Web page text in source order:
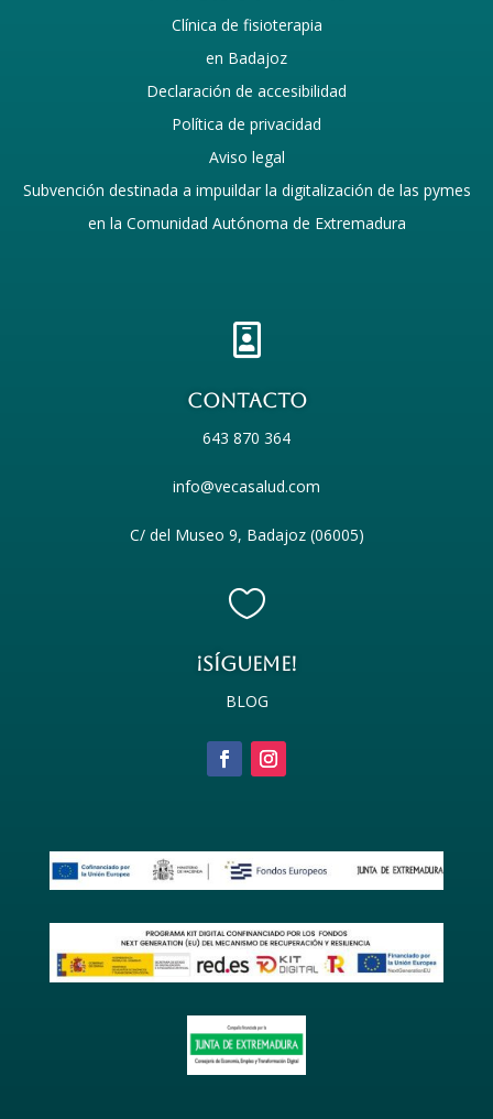
Clínica de fisioterapia
en Badajoz
Declaración de accesibilidad
Política de privacidad
Aviso legal
Subvención destinada a impuildar la digitalización de las pymes
en la Comunidad Autónoma de Extremadura

COntacto
643 870 364
info@vecasalud.com
C/ del Museo 9, Badajoz (06005)

¡SÍGUEME!
BLOG